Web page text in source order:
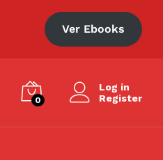
Ver Ebooks
0
Log in
Register
Añadir al carrito